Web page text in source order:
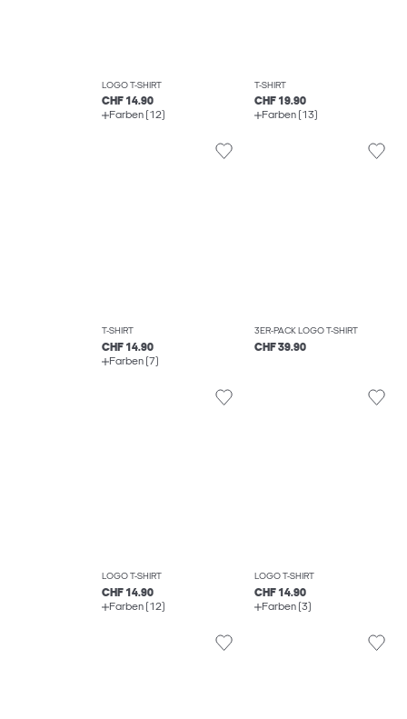
LOGO T-SHIRT
CHF 14.90
Farben (12)
T-SHIRT
CHF 19.90
Farben (13)
T-SHIRT
CHF 14.90
Farben (7)
3ER-PACK LOGO T-SHIRT
CHF 39.90
LOGO T-SHIRT
CHF 14.90
Farben (12)
LOGO T-SHIRT
CHF 14.90
Farben (3)